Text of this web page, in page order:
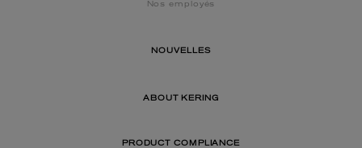
Nos employés
NOUVELLES
ABOUT KERING
PRODUCT COMPLIANCE